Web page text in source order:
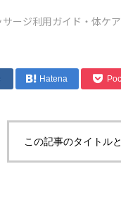
ージ利用ガイド・体ケ
Hatena
この記事のタイトル